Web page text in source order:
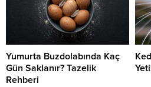
Yumurta Buzdolabında Kaç
Gün Saklanır? Tazelik
Rehberi